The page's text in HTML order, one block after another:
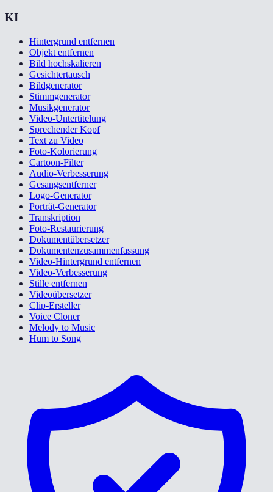
KI
Hintergrund entfernen
Objekt entfernen
Bild hochskalieren
Gesichtertausch
Bildgenerator
Stimmgenerator
Musikgenerator
Video-Untertitelung
Sprechender Kopf
Text zu Video
Foto-Kolorierung
Cartoon-Filter
Audio-Verbesserung
Gesangsentferner
Logo-Generator
Porträt-Generator
Transkription
Foto-Restaurierung
Dokumentübersetzer
Dokumentenzusammenfassung
Video-Hintergrund entfernen
Video-Verbesserung
Stille entfernen
Videoübersetzer
Clip-Ersteller
Voice Cloner
Melody to Music
Hum to Song